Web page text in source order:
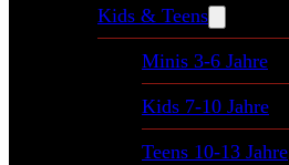
Kids & Teens
Minis 3-6 Jahre
Kids 7-10 Jahre
Teens 10-13 Jahre